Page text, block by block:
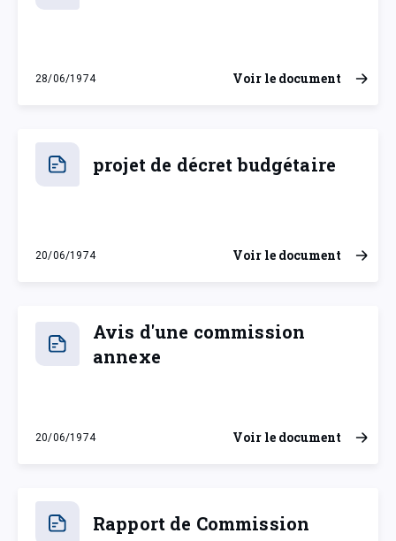
28/06/1974
vendredi 28 juin 1974
Voir le document
projet de décret budgétaire
20/06/1974
jeudi 20 juin 1974
Voir le document
Avis d'une commission
annexe
20/06/1974
jeudi 20 juin 1974
Voir le document
Rapport de Commission